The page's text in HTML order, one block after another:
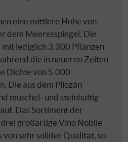
eine mittlere Höhe von
dem Meeresspiegel. Die
mit lediglich 3.300 Pflanzen
die in neueren Zeiten
Dichte von 5.000
Die aus dem Pliozän
muschel- und steinhaltig
Das Sortiment der
großartige Vino Nobile
von sehr solider Qualität, so